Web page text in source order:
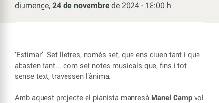
diumenge, 24 de novembre de 2024 - 18:00 h
‘Estimar’. Set lletres, només set, que ens diuen tant i que
abasten tant... com set notes musicals que, fins i tot
sense text, travessen l’ànima.
Amb aquest projecte el pianista manresà Manel Camp vol